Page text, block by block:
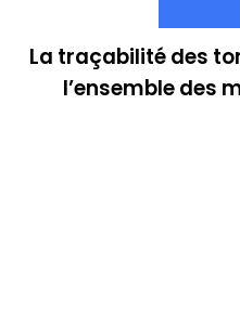
La traçabilité des
l’ensemble des